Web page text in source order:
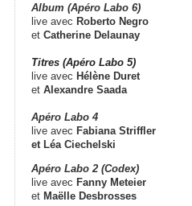
Album (Apéro Labo 6)
live avec Roberto Negro
et Catherine Delaunay
Titres (Apéro Labo 5)
live avec Hélène Duret
et Alexandre Saada
Apéro Labo 4
live avec Fabiana Striffler
et Léa Ciechelski
Apéro Labo 2 (Codex)
live avec Fanny Meteier
et Maëlle Desbrosses